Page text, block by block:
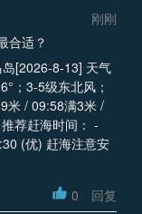
刚刚
合适？
岛[2026-8-13] 天气
；3-5级东北风；
米 / 09:58满3米 /
荐赶海时间： -
(优) 赶海注意安
0 回复